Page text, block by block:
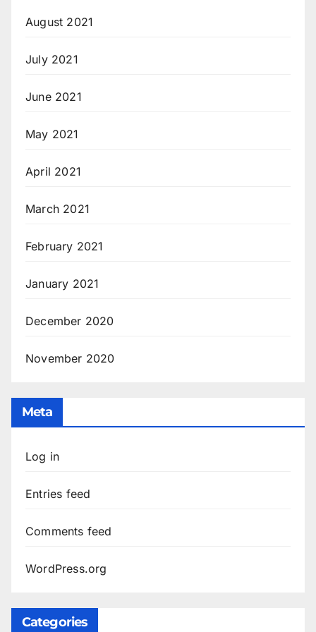
August 2021
July 2021
June 2021
May 2021
April 2021
March 2021
February 2021
January 2021
December 2020
November 2020
Meta
Log in
Entries feed
Comments feed
WordPress.org
Categories